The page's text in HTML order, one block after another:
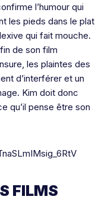
l’humour qui
les pieds dans le plat
qui fait mouche.
de son film
les plaintes des
d’interférer et un
Kim doit donc
qu’il pense être son
FILMS